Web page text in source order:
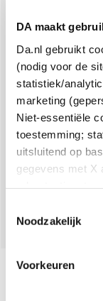
DA maakt
Da.nl gebruikt
(nodig voor de
statistiek/
marketing
Niet-essentiële
toestemming;
uitsluitend op
gegevens met X
en de
Noodzakelijk
Voorkeuren
Over DA
Klantenservice
Assortiment
Online